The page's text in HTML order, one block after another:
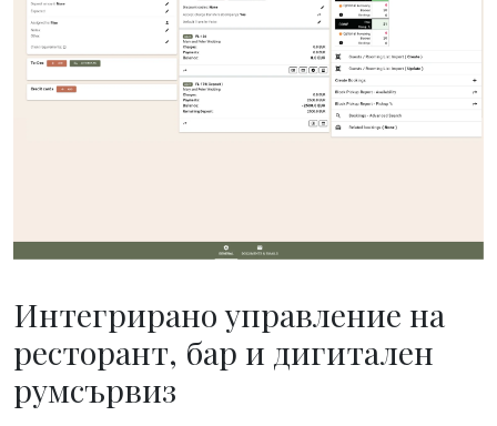
Интегрирано управление на
ресторант, бар и дигитален
румсървиз